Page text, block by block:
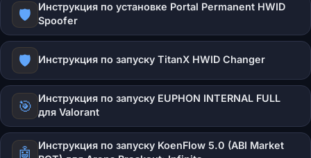
🛡️
Инструкция по установке Portal Permanent HWID
Spoofer
🛡️ Инструкция по запуску TitanX HWID Changer
🎯
Инструкция по запуску EUPHON INTERNAL FULL
для Valorant
🤖
Инструкция по запуску KoenFlow 5.0 (ABI Market